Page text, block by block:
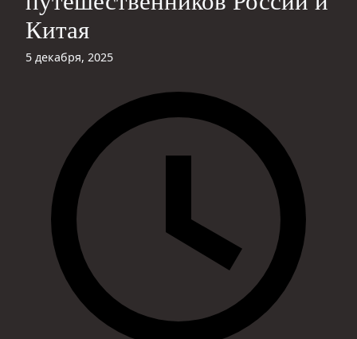
Китая
5 декабря, 2025